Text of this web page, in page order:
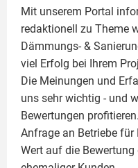
Mit unserem Portal
redaktionell zu Theme
Dämmungs- &
viel Erfolg bei Ihrem
Die Meinungen und
uns sehr wichtig - und
Bewertungen
Anfrage an Betriebe
Wert auf die Bewertung